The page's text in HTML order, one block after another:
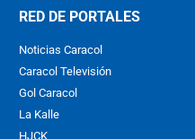
RED DE PORTALES
Noticias Caracol
Caracol Televisión
Gol Caracol
La Kalle
HJCK